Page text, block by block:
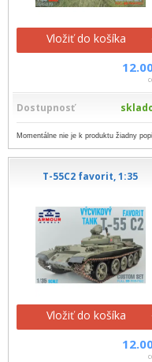
Vložiť do košíka
Dostupnosť
Momentálne nie je k produktu žiadny
T-55C2 favorit, 1:35
Vložiť do košíka